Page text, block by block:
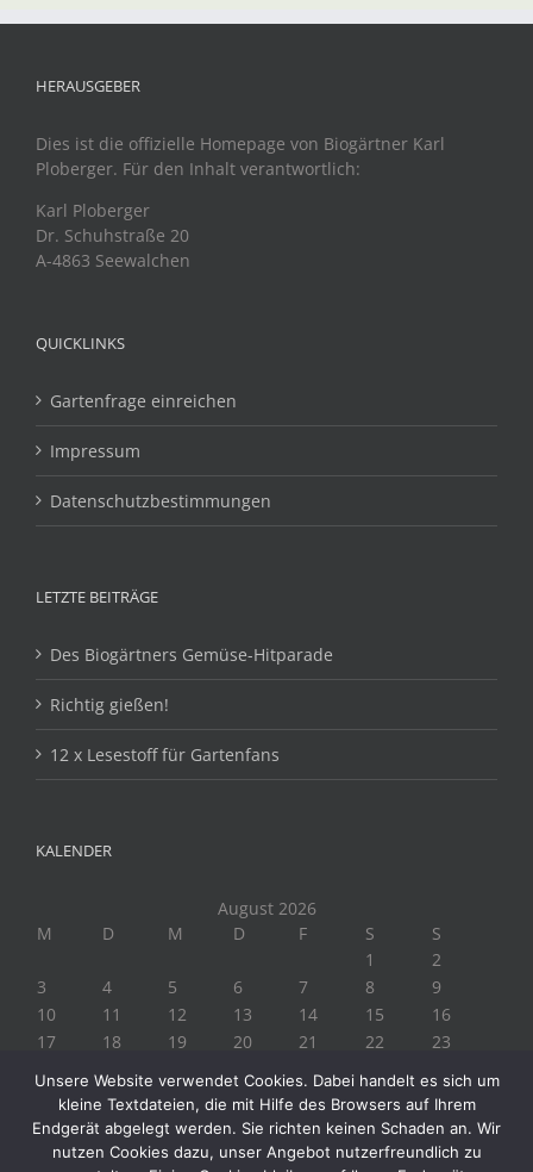
HERAUSGEBER
Dies ist die offizielle Homepage von Biogärtner Karl
Ploberger. Für den Inhalt verantwortlich:
Karl Ploberger
Dr. Schuhstraße 20
A-4863 Seewalchen
QUICKLINKS
Gartenfrage einreichen
Impressum
Datenschutzbestimmungen
LETZTE BEITRÄGE
Des Biogärtners Gemüse-Hitparade
Richtig gießen!
12 x Lesestoff für Gartenfans
KALENDER
August 2026
M
D M D F S
S
1
2
3
4 5 6 7 8
9
10
11 12 13 14 15
16
17
18 19 20 21 22
23
« Juli
Unsere Website verwendet Cookies. Dabei handelt es sich um
kleine Textdateien, die mit Hilfe des Browsers auf Ihrem
Endgerät abgelegt werden. Sie richten keinen Schaden an. Wir
nutzen Cookies dazu, unser Angebot nutzerfreundlich zu